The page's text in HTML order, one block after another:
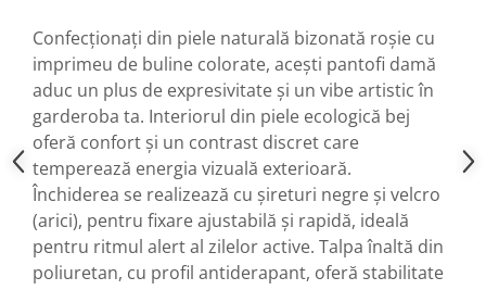
Confecționați din piele naturală bizonată roșie cu
imprimeu de buline colorate, acești pantofi damă
aduc un plus de expresivitate și un vibe artistic în
garderoba ta. Interiorul din piele ecologică bej
oferă confort și un contrast discret care
temperează energia vizuală exterioară.
Închiderea se realizează cu șireturi negre și velcro
(arici), pentru fixare ajustabilă și rapidă, ideală
pentru ritmul alert al zilelor active. Talpa înaltă din
poliuretan, cu profil antiderapant, oferă stabilitate